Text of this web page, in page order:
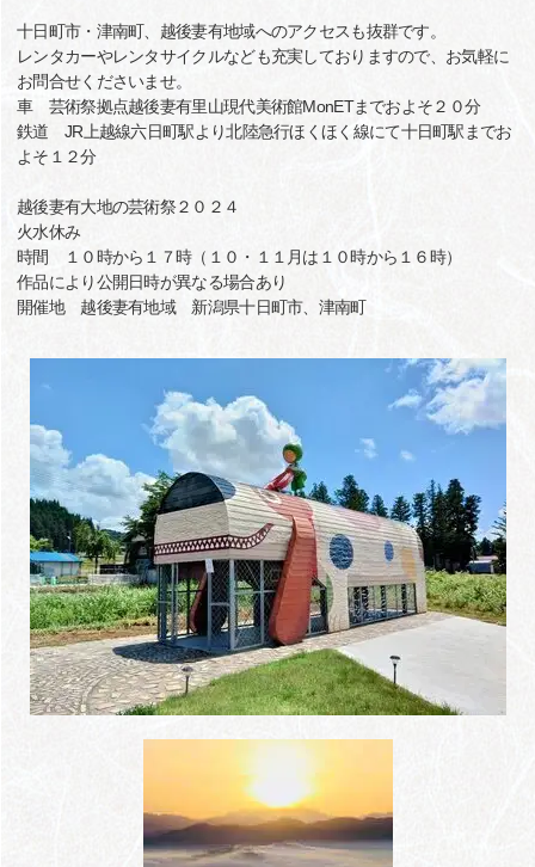
十日町市・津南町、越後妻有地域へのアクセスも抜群です。
レンタカーやレンタサイクルなども充実しておりますので、お気軽に
お問合せくださいませ。
車 芸術祭拠点越後妻有里山現代美術館MonETまでおよそ２０分
鉄道 JR上越線六日町駅より北陸急行ほくほく線にて十日町駅までお
よそ１２分
越後妻有大地の芸術祭２０２４
火水休み
時間 １０時から１７時（１０・１１月は１０時から１６時）
作品により公開日時が異なる場合あり
開催地 越後妻有地域 新潟県十日町市、津南町